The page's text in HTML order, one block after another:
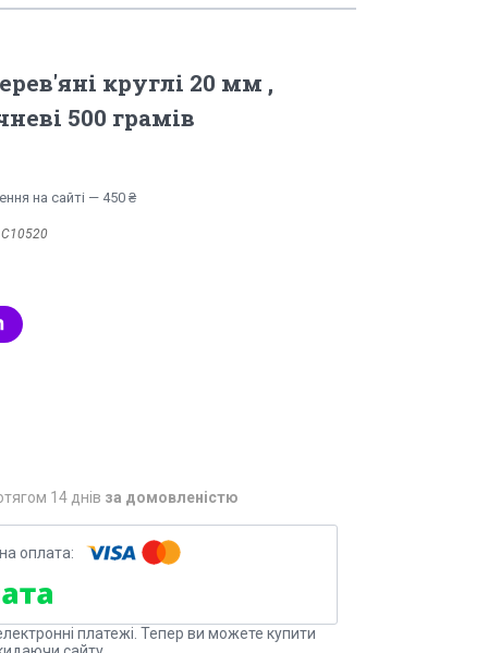
круглі 20 мм ,
500 грамів
на сайті — 450 ₴
С10520
14 днів за домовленістю
платежі. Тепер ви можете купити